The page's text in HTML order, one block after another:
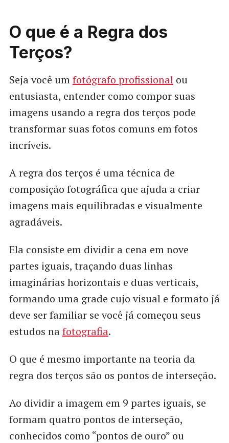
O que é a Regra dos
Terços?
Seja você umfotógrafo profissionalou
entusiasta, entender como compor suas
imagens usando a regra dos terços pode
transformar suas fotos comuns em fotos
incríveis.
A regra dos terços é uma técnica de
composição fotográfica que ajuda a criar
imagens mais equilibradas e visualmente
agradáveis.
Ela consiste em dividir a cena em nove
partes iguais, traçando duas linhas
imaginárias horizontais e duas verticais,
formando uma grade cujo visual e formato já
deve ser familiar se você já começou seus
estudos nafotografia.
O que é mesmo importante na teoria da
regra dos terços são os pontos de interseção.
Ao dividir a imagem em 9 partes iguais, se
formam quatro pontos de interseção,
conhecidos como “pontos de ouro” ou